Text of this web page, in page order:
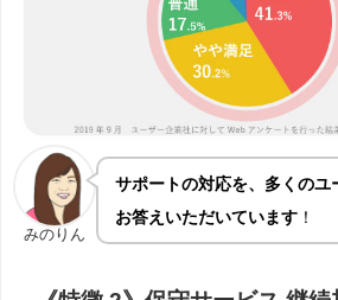
みのりん
サポートの対応を、 多くのユ
お答えいただいています ！